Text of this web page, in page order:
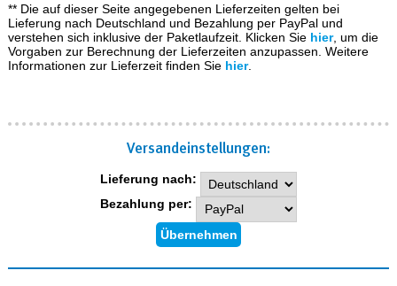
** Die auf dieser Seite angegebenen Lieferzeiten gelten bei
Lieferung nach Deutschland und Bezahlung per PayPal und
verstehen sich inklusive der Paketlaufzeit. Klicken Sie hier, um die
Vorgaben zur Berechnung der Lieferzeiten anzupassen. Weitere
Informationen zur Lieferzeit finden Sie hier.
Versand­einstellungen:
Lieferung nach:
Bezahlung per: